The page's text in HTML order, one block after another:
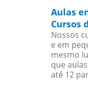
Aulas
Cursos
Nossos
e em
mesmo
que
até 12